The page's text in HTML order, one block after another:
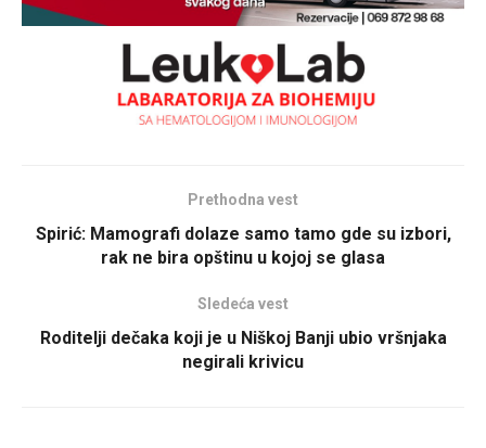
Prethodna vest
Spirić: Mamografi dolaze samo tamo gde su izbori,
rak ne bira opštinu u kojoj se glasa
Sledeća vest
Roditelji dečaka koji je u Niškoj Banji ubio vršnjaka
negirali krivicu